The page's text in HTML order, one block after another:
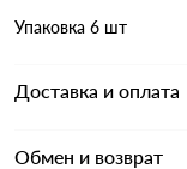
Упаковка 6 шт
Доставка и оплата
Обмен и возврат